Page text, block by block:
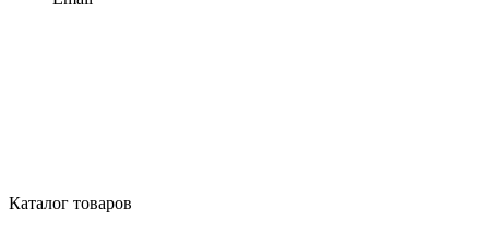
Каталог товаров